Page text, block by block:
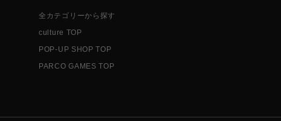
全カテゴリーから探す
culture TOP
POP-UP SHOP TOP
PARCO GAMES TOP